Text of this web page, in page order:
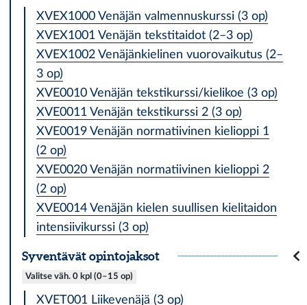
XVEX1000 Venäjän valmennuskurssi (3 op)
XVEX1001 Venäjän tekstitaidot (2–3 op)
XVEX1002 Venäjänkielinen vuorovaikutus (2–
3 op)
XVE0010 Venäjän tekstikurssi/kielikoe (3 op)
XVE0011 Venäjän tekstikurssi 2 (3 op)
XVE0019 Venäjän normatiivinen kielioppi 1
(2 op)
XVE0020 Venäjän normatiivinen kielioppi 2
(2 op)
XVE0014 Venäjän kielen suullisen kielitaidon
intensiivikurssi (3 op)
Syventävät opintojaksot
Valitse väh. 0 kpl (0–15 op)
XVET001 Liikevenäjä (3 op)